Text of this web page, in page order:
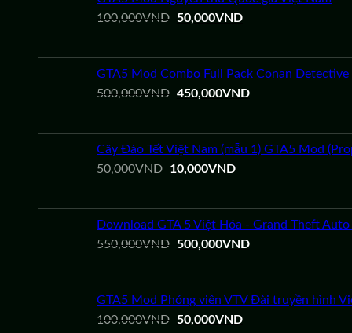
90,000VND.
100,000VND
Giá
100,000VND.
50,000VNDGiá
là:
50,000VND.
GTA5 Mod Combo Full Pack Conan Detective
500,000VND Giá
500,000VND.
450,000VNDGiá
là:
450,000VND.
Cây Đào Tết Việt Nam (mẫu 1) GTA5 Mod
50,000VND
Giá
50,000VND.
10,000VNDGiá
10,000VND.
Download GTA 5 Việt Hóa - Grand Theft
550,000VND
Giá
550,000VND.
500,000VNDGiá
là:
500,000VND.
GTA5 Mod Phóng viên VTV Đài truyền hình
100,000VND
Giá
50,000VNDGiá